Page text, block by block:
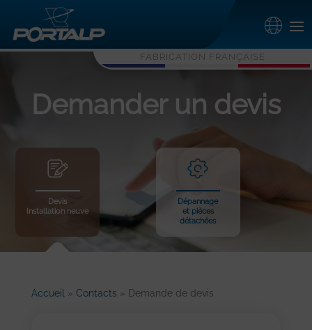
FABRICATION FRANÇAISE
Demander un devis
Devis
Installation neuve
Dépannage
et pièces
détachées
Accueil » Contacts » Demande de devis